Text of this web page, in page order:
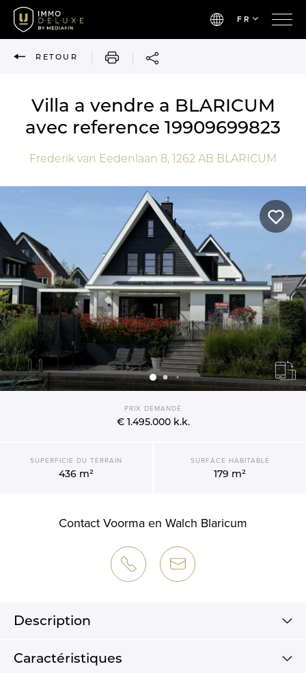
FR
RETOUR IMPRIMER
Villa a vendre a BLARICUM
avec reference 19909699823
Frederik van Eedenlaan 8, 1262 AB BLARICUM
PRIX DEMANDÉ
€ 1.495.000k.k.
SUPERFICIE DU TERRAIN
436 m²
SURFACE HABITABLE
179 m²
Contact Voorma en Walch Blaricum
Description
Caractéristiques